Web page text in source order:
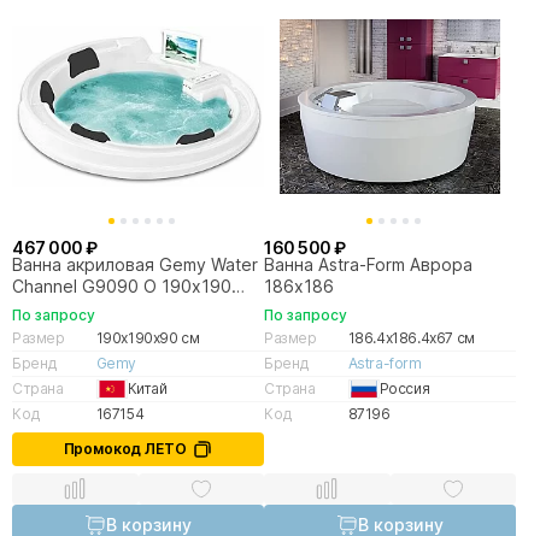
467 000 ₽
Ванна акриловая Gemy Water
Channel G9090 O 190х190
белая с гидромассажем
По запросу
Размер
190x190x90 см
Бренд
Gemy
Страна
Китай
Код
167154
Промокод ЛЕТО
В корзину
160 500 ₽
Ванна Astra-Form Аврора
186х186
По запросу
Размер
186.4x186.4x67 см
Бренд
Astra-form
Страна
Россия
Код
87196
В корзину